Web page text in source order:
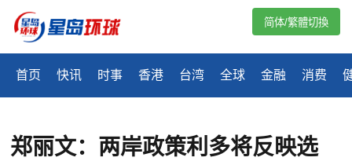
首页 快讯 时事 香港 台湾 全球 金融 消费
简体/繁體切換
郑丽文：两岸政策利多将反映选